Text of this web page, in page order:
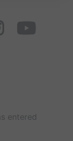
Instagram
entered